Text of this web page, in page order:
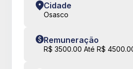
Cidade
Osasco
Remuneração
R$ 3500.00 Até R$